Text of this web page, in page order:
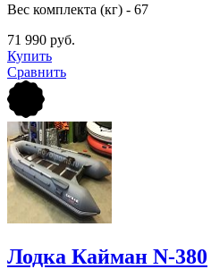
Вес комплекта (кг) - 67
71 990 руб.
Купить
Сравнить
Лодка Кайман N-380